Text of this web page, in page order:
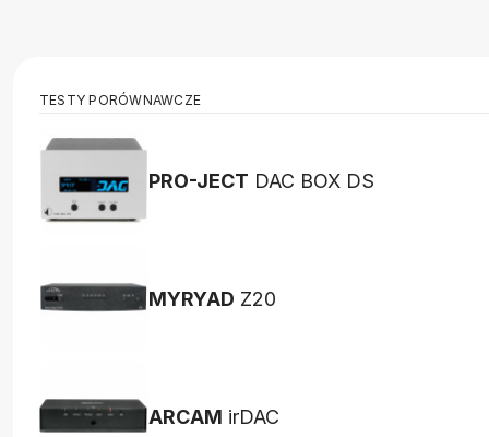
TESTY PORÓWNAWCZE
PRO-JECT DAC BOX DS
MYRYAD Z20
ARCAM irDAC